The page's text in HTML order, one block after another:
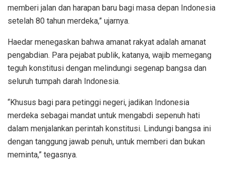
memberi jalan dan harapan baru bagi masa depan Indonesia
setelah 80 tahun merdeka,” ujarnya.
Haedar menegaskan bahwa amanat rakyat adalah amanat
pengabdian. Para pejabat publik, katanya, wajib memegang
teguh konstitusi dengan melindungi segenap bangsa dan
seluruh tumpah darah Indonesia.
“Khusus bagi para petinggi negeri, jadikan Indonesia
merdeka sebagai mandat untuk mengabdi sepenuh hati
dalam menjalankan perintah konstitusi. Lindungi bangsa ini
dengan tanggung jawab penuh, untuk memberi dan bukan
meminta,” tegasnya.